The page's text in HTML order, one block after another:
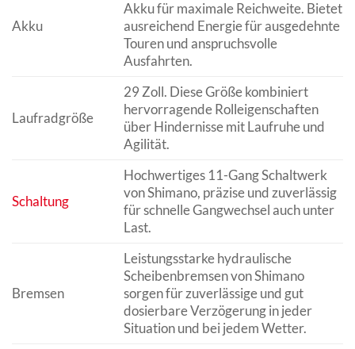
Akku
Akku für maximale Reichweite. Bietet
ausreichend Energie für ausgedehnte
Touren und anspruchsvolle
Ausfahrten.
Laufradgröße
29 Zoll. Diese Größe kombiniert
hervorragende Rolleigenschaften
über Hindernisse mit Laufruhe und
Agilität.
Schaltung
Hochwertiges 11-Gang Schaltwerk
von Shimano, präzise und zuverlässig
für schnelle Gangwechsel auch unter
Last.
Bremsen
Leistungsstarke hydraulische
Scheibenbremsen von Shimano
sorgen für zuverlässige und gut
dosierbare Verzögerung in jeder
Situation und bei jedem Wetter.